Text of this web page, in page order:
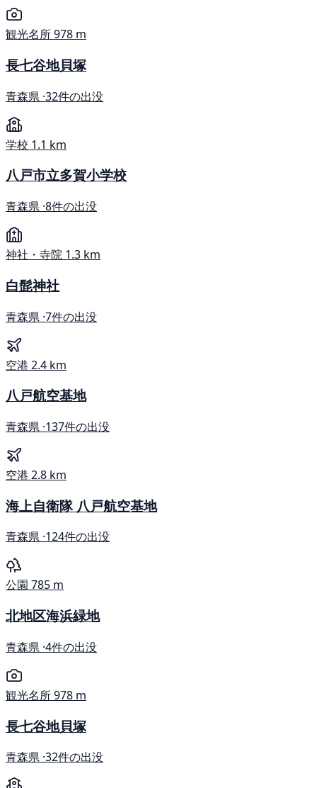
観光名所978 m
長七谷地貝塚
青森県 ·32件の出没
学校 1.1 km
八戸市立多賀小学校
青森県 ·8件の出没
神社・寺院 1.3 km
白髭神社
青森県 ·7件の出没
空港 2.4 km
八戸航空基地
青森県 ·137件の出没
空港 2.8 km
海上自衛隊 八戸航空基地
青森県 ·124件の出没
公園 785 m
北地区海浜緑地
青森県 ·4件の出没
観光名所978 m
長七谷地貝塚
青森県 ·32件の出没